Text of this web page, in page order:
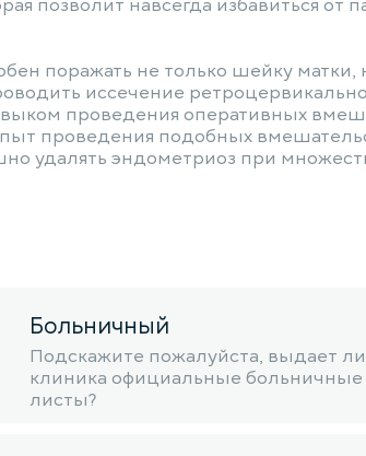
позволит навсегда избавиться
поражать не только шейку
иссечение
проведения оперативных
проведения подобных
удалять эндометриоз при
Больничный
Подскажите пожалуйста, выдает ли
клиника официальные больничные
листы?